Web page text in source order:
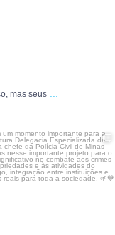
mas seus ...
esteve...